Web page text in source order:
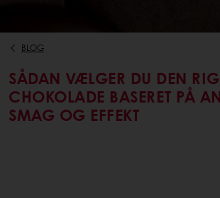
BLOG
SÅDAN VÆLGER DU DEN
CHOKOLADE BASERET PÅ
SMAG OG EFFEKT